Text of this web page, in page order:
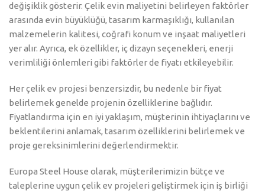
değişiklik gösterir. Çelik evin maliyetini belirleyen faktörler
arasında evin büyüklüğü, tasarım karmaşıklığı, kullanılan
malzemelerin kalitesi, coğrafi konum ve inşaat maliyetleri
yer alır. Ayrıca, ek özellikler, iç dizayn seçenekleri, enerji
verimliliği önlemleri gibi faktörler de fiyatı etkileyebilir.
Her çelik ev projesi benzersizdir, bu nedenle bir fiyat
belirlemek genelde projenin özelliklerine bağlıdır.
Fiyatlandırma için en iyi yaklaşım, müşterinin ihtiyaçlarını ve
beklentilerini anlamak, tasarım özelliklerini belirlemek ve
proje gereksinimlerini değerlendirmektir.
Europa Steel House olarak, müşterilerimizin bütçe ve
taleplerine uygun çelik ev projeleri geliştirmek için iş birliği